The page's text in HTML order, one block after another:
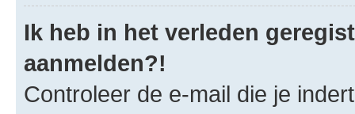
Ik heb in het verleden
aanmelden?!
Controleer de e-mail die je